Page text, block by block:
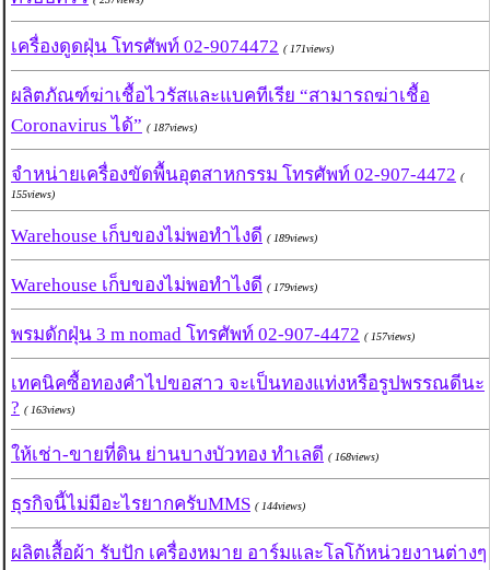
เครื่องดูดฝุ่น โทรศัพท์ 02-9074472 ( 171views)
ผลิตภัณฑ์ฆ่าเชื้อไวรัสและแบคทีเรีย “สามารถฆ่าเชื้อ
Coronavirus ได้” ( 187views)
จำหน่ายเครื่องขัดพื้นอุตสาหกรรม โทรศัพท์ 02-907-4472 (
155views)
Warehouse เก็บของไม่พอทำไงดี ( 189views)
Warehouse เก็บของไม่พอทำไงดี ( 179views)
พรมดักฝุ่น 3 m nomad โทรศัพท์ 02-907-4472 ( 157views)
เทคนิคซื้อทองคำไปขอสาว จะเป็นทองแท่งหรือรูปพรรณดีนะ
? ( 163views)
ให้เช่า-ขายที่ดิน ย่านบางบัวทอง ทำเลดี ( 168views)
ธุรกิจนี้ไม่มีอะไรยากครับMMS ( 144views)
ผลิตเสื้อผ้า รับปัก เครื่องหมาย อาร์มและโลโก้หน่วยงานต่างๆ